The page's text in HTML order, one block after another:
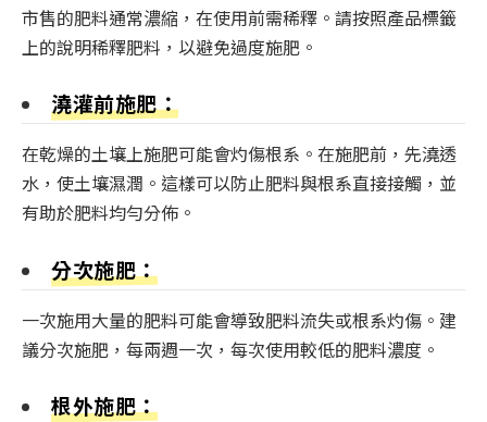
市售的肥料通常濃縮，在使用前需稀釋。請按照產品標籤
上的說明稀釋肥料，以避免過度施肥。
澆灌前施肥：
在乾燥的土壤上施肥可能會灼傷根系。在施肥前，先澆透
水，使土壤濕潤。這樣可以防止肥料與根系直接接觸，並
有助於肥料均勻分佈。
分次施肥：
一次施用大量的肥料可能會導致肥料流失或根系灼傷。建
議分次施肥，每兩週一次，每次使用較低的肥料濃度。
根外施肥：